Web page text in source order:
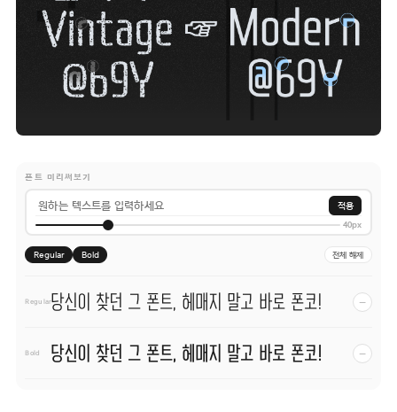
폰트 미리써보기
적용
40px
Regular Bold 전체 해제
Regular당신이 찾던 그 폰트, 헤매지 말고 바로 폰코! −
Bold 당신이 찾던 그 폰트, 헤매지 말고 바로 폰코! −